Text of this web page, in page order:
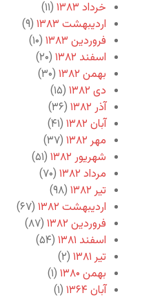
خرداد ۱۳۸۳
(۱۱)
اردیبهشت ۱۳۸۳
(۹)
فروردین ۱۳۸۳
(۱۰)
اسفند ۱۳۸۲
(۲۰)
بهمن ۱۳۸۲
(۳۰)
دی ۱۳۸۲
(۱۵)
آذر ۱۳۸۲
(۳۶)
آبان ۱۳۸۲
(۴۱)
مهر ۱۳۸۲
(۳۷)
شهریور ۱۳۸۲
(۵۱)
مرداد ۱۳۸۲
(۷۰)
تیر ۱۳۸۲
(۹۸)
اردیبهشت ۱۳۸۲
(۶۷)
فروردین ۱۳۸۲
(۸۷)
اسفند ۱۳۸۱
(۵۴)
تیر ۱۳۸۱
(۲)
بهمن ۱۳۸۰
(۱)
آبان ۱۳۶۴
(۱)